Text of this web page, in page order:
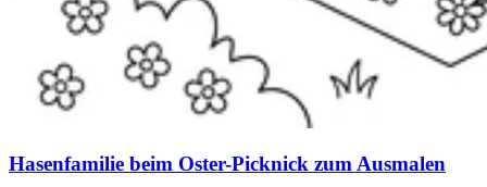
Hasenfamilie beim Oster-Picknick zum Ausmalen